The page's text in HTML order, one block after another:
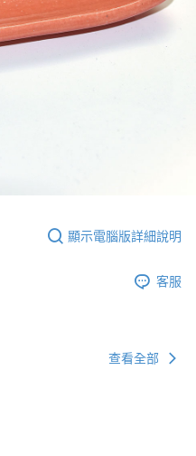
顯示電腦版詳細說明
客服
查看全部